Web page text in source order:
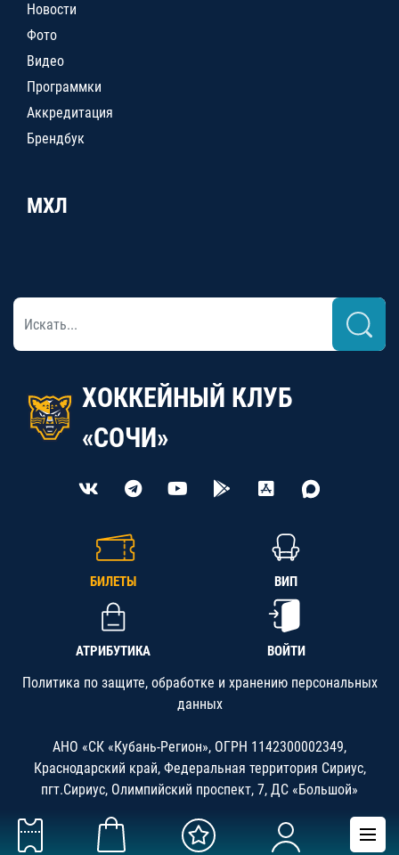
Новости
Фото
Видео
Программки
Аккредитация
Брендбук
МХЛ
ХОККЕЙНЫЙ КЛУБ
«СОЧИ»
БИЛЕТЫ ВИП
АТРИБУТИКА ВОЙТИ
Политика по защите, обработке и хранению персональных
данных
АНО «СК «Кубань-Регион», ОГРН 1142300002349,
Краснодарский край, Федеральная территория Сириус,
пгт.Сириус, Олимпийский проспект, 7, ДС «Большой»